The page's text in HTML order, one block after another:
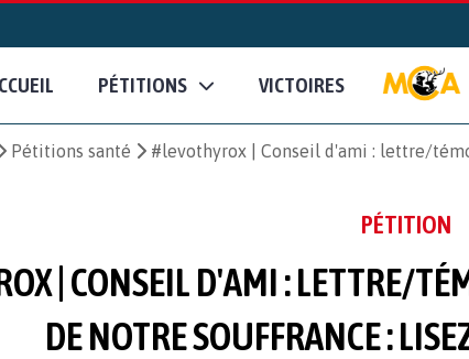
PÉTITIONS VICTOIRES
Pétitions santé
#levothyrox | Conseil d'ami : lettre/
PÉTITION
| CONSEIL D'AMI : LETTRE/
DE NOTRE SOUFFRANCE :